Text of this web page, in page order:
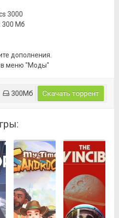
3000
300 Мб
дополнения.
в меню "Моды"
300Мб Скачать торрент